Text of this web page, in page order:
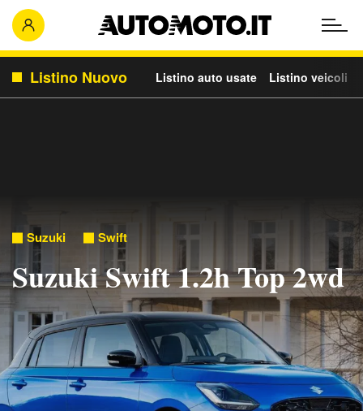
Listino Nuovo Listino auto usate Listino veicoli
Suzuki Swift
Suzuki Swift 1.2h Top 2wd